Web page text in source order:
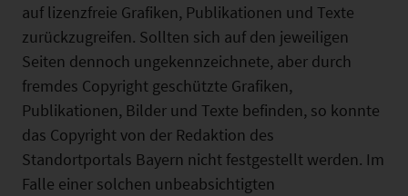
auf lizenzfreie Grafiken, Publikationen und Texte
zurückzugreifen. Sollten sich auf den jeweiligen
Seiten dennoch ungekennzeichnete, aber durch
fremdes Copyright geschützte Grafiken,
Publikationen, Bilder und Texte befinden, so konnte
das Copyright von der Redaktion des
Standortportals Bayern nicht festgestellt werden. Im
Falle einer solchen unbeabsichtigten